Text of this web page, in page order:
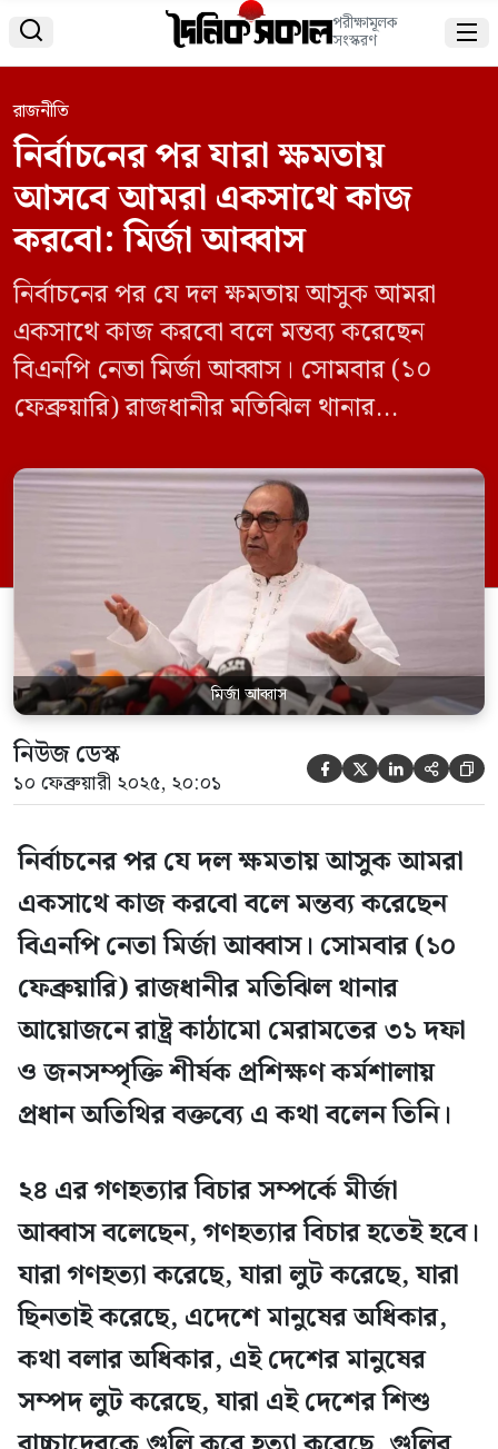
 পরীক্ষামূলক
সংস্করণ 
রাজনীতি
নির্বাচনের পর যারা ক্ষমতায়
আসবে আমরা একসাথে কাজ
করবো: মির্জা আব্বাস
নির্বাচনের পর যে দল ক্ষমতায় আসুক আমরা
একসাথে কাজ করবো বলে মন্তব্য করেছেন
বিএনপি নেতা মির্জা আব্বাস। সোমবার (১০
ফেব্রুয়ারি) রাজধানীর মতিঝিল থানার
জনসম্পৃক্তি শীর্ষক প্রশিক্ষণ কর্মশালায় প্রধান
অতিথির বক্তব্যে এ কথা বলেন তিনি। ২৪ এর
গণহত্যার বিচার সম্পর্কে মীর্জা আব্বাস বলেছেন,
গণহত্যার বিচার হতেই হবে। যারা গণহত্যা […]
মির্জা আব্বাস
নিউজ ডেস্ক
১০ ফেব্রুয়ারী ২০২৫, ২০:০১     
নির্বাচনের পর যে দল ক্ষমতায় আসুক আমরা
একসাথে কাজ করবো বলে মন্তব্য করেছেন
বিএনপি নেতা মির্জা আব্বাস। সোমবার (১০
ফেব্রুয়ারি) রাজধানীর মতিঝিল থানার
আয়োজনে রাষ্ট্র কাঠামো মেরামতের ৩১ দফা
ও জনসম্পৃক্তি শীর্ষক প্রশিক্ষণ কর্মশালায়
প্রধান অতিথির বক্তব্যে এ কথা বলেন তিনি।
২৪ এর গণহত্যার বিচার সম্পর্কে মীর্জা
আব্বাস বলেছেন, গণহত্যার বিচার হতেই হবে।
যারা গণহত্যা করেছে, যারা লুট করেছে, যারা
ছিনতাই করেছে, এদেশে মানুষের অধিকার,
কথা বলার অধিকার, এই দেশের মানুষের
সম্পদ লুট করেছে, যারা এই দেশের শিশু